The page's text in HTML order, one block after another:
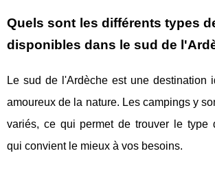
Quels sont les différents types
disponibles dans le sud de
Le sud de l'Ardèche est une destination
amoureux de la nature. Les campings y
variés, ce qui permet de trouver le type
qui convient le mieux à vos besoins.